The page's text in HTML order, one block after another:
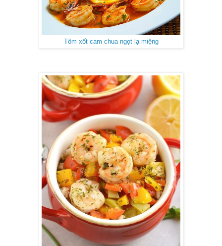
Tôm xốt cam chua ngọt lạ miệng